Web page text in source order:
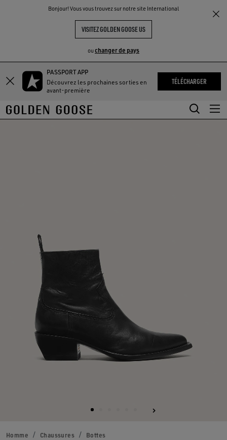
Bonjour! Vous vous trouvez sur notre site International
VISITEZ GOLDEN GOOSE US
ou changer de pays
Aller
au
principal
Aller
au
du
PASSPORT APP
Découvrez les prochaines sorties en
avant-première
TÉLÉCHARGER
THE
COMMUNITY
Homme Chaussures Bottes